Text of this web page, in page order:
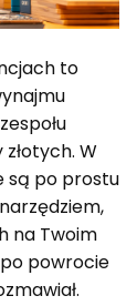
to
W
są po prostu
na Twoim
powrocie